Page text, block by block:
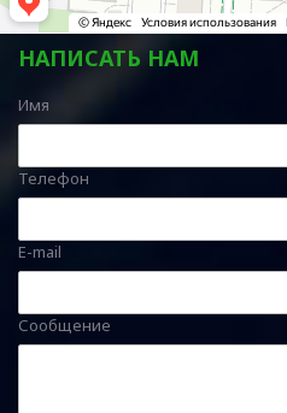
НАПИСАТЬ НАМ
Имя
Телефон
E-mail
Сообщение